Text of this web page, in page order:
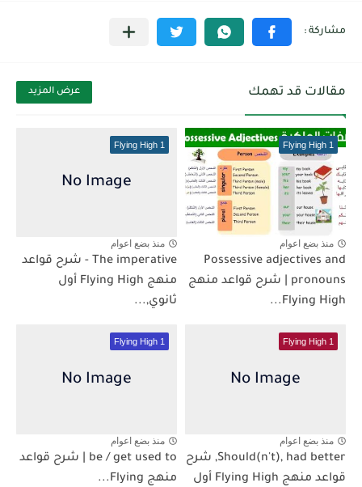
مقالات قد تهمك عرض المزيد
Flying High 1
منذ بضع اعوام
Possessive adjectives and
pronouns | شرح قواعد منهج
Flying High...
Flying High 1
منذ بضع اعوام
The imperative - شرح قواعد
منهج Flying High أول
ثانوي,...
Flying High 1
منذ بضع اعوام
Should(n't), had better, شرح
قواعد منهج Flying High أول
Flying High 1
منذ بضع اعوام
be / get used to | شرح قواعد
منهج Flying...